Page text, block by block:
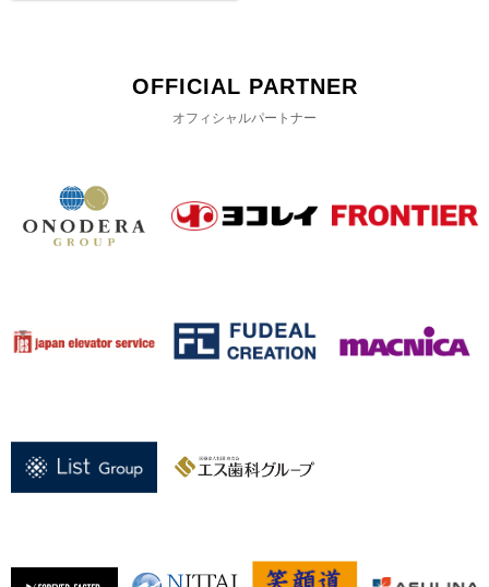
OFFICIAL PARTNER
オフィシャルパートナー